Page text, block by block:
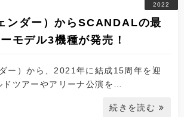
2022
ンダー）からSCANDALの最
モデル3機種が発売！
ー）から、2021年に結成15周年を迎
ドツアーやアリーナ公演を…
続きを読む